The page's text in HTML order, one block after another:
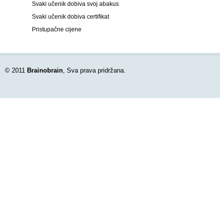
Svaki učenik dobiva svoj abakus
Svaki učenik dobiva certifikat
Pristupačne cijene
© 2011 Brainobrain, Sva prava pridržana.